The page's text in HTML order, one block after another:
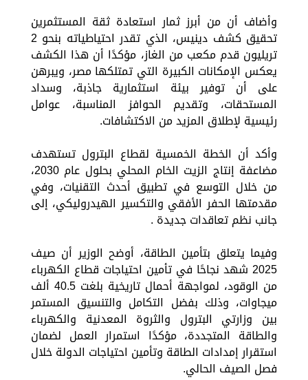
وأضاف أن من أبرز ثمار استعادة ثقة المستثمرين
تحقيق كشف دينيس، الذي تقدر احتياطياته بنحو 2
تريليون قدم مكعب من الغاز، مؤكدًا أن هذا الكشف
يعكس الإمكانات الكبيرة التي تمتلكها مصر، ويبرهن
على أن توفير بيئة استثمارية جاذبة، وسداد
المستحقات، وتقديم الحوافز المناسبة، عوامل
رئيسية لإطلاق المزيد من الاكتشافات.
وأكد أن الخطة الخمسية لقطاع البترول تستهدف
مضاعفة إنتاج الزيت الخام المحلي بحلول عام 2030،
من خلال التوسع في تطبيق أحدث التقنيات، وفي
مقدمتها الحفر الأفقي والتكسير الهيدروليكي، إلى
جانب نظم تعاقدات جديدة .
وفيما يتعلق بتأمين الطاقة، أوضح الوزير أن صيف
2025 شهد نجاحًا في تأمين احتياجات قطاع الكهرباء
من الوقود، لمواجهة أحمال تاريخية بلغت 40.5 ألف
ميجاوات، وذلك بفضل التكامل والتنسيق المستمر
بين وزارتي البترول والثروة المعدنية والكهرباء
والطاقة المتجددة، مؤكدًا استمرار العمل لضمان
استقرار إمدادات الطاقة وتأمين احتياجات الدولة خلال
فصل الصيف الحالي.